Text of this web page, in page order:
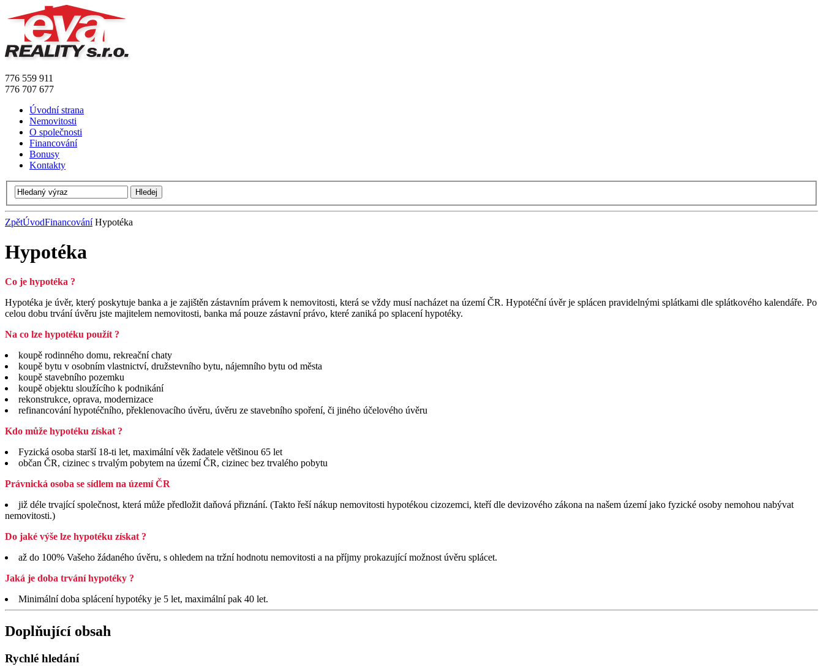
776 559 911
776 707 677
Úvodní strana
Nemovitosti
O společnosti
Financování
Bonusy
Kontakty
ZpětÚvodFinancováníHypotéka
Hypotéka
Co je hypotéka ?
Hypotéka je úvěr, který poskytuje banka a je zajištěn zástavním právem k nemovitosti, která se vždy musí nacházet na území ČR. Hypotéční úvěr je splácen pravidelnými splátkami dle splátkového kalendáře. Po
celou dobu trvání úvěru jste majitelem nemovitosti, banka má pouze zástavní právo, které zaniká po splacení hypotéky.
Na co lze hypotéku použít ?
koupě rodinného domu, rekreační chaty
koupě bytu v osobním vlastnictví, družstevního bytu, nájemního bytu od města
koupě stavebního pozemku
koupě objektu sloužícího k podnikání
rekonstrukce, oprava, modernizace
refinancování hypotéčního, překlenovacího úvěru, úvěru ze stavebního spoření, či jiného účelového úvěru
Kdo může hypotéku získat ?
Fyzická osoba starší 18-ti let, maximální věk žadatele většinou 65 let
občan ČR, cizinec s trvalým pobytem na území ČR, cizinec bez trvalého pobytu
Právnická osoba se sídlem na území ČR
již déle trvající společnost, která může předložit daňová přiznání. (Takto řeší nákup nemovitosti hypotékou cizozemci, kteří dle devizového zákona na našem území jako fyzické osoby nemohou nabývat
nemovitosti.)
Do jaké výše lze hypotéku získat ?
až do 100% Vašeho žádaného úvěru, s ohledem na tržní hodnotu nemovitosti a na příjmy prokazující možnost úvěru splácet.
Jaká je doba trvání hypotéky ?
Minimální doba splácení hypotéky je 5 let, maximální pak 40 let.
Doplňující obsah
Rychlé hledání